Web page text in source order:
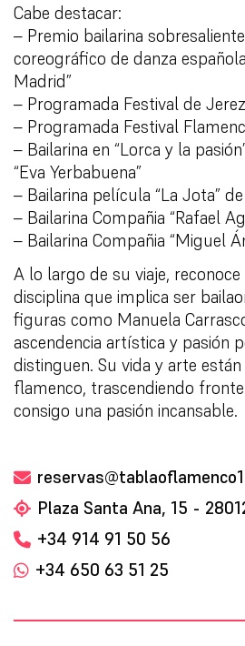
Cabe destacar:
– Premio bailarina
coreográfico de danza
Madrid”
– Programada Festival de
– Programada Festival
– Bailarina en “Lorca y la
“Eva Yerbabuena”
– Bailarina película “La Jota”
– Bailarina Compañia “Rafael
– Bailarina Compañia “Miguel
A lo largo de su viaje,
disciplina que implica ser
figuras como Manuela
ascendencia artística y pasión
distinguen. Su vida y arte
flamenco, trascendiendo
consigo una pasión incansable.
Plaza Santa Ana, 15 -
+34 914 91 50 56
+34 650 63 51 25